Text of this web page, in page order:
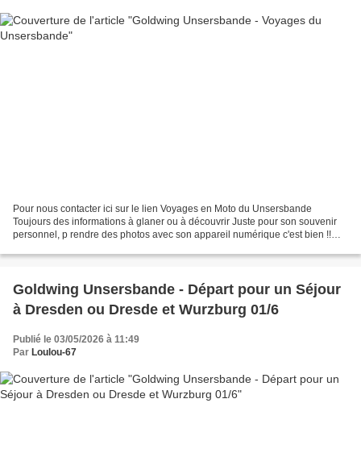
Pour nous contacter ici sur le lien Voyages en Moto du Unsersbande
Toujours des informations à glaner ou à découvrir Juste pour son souvenir
personnel, p rendre des photos avec son appareil numérique c'est bien !!
Goldwing Unsersbande - Départ pour un Séjour
à Dresden ou Dresde et Wurzburg 01/6
Publié le 03/05/2026 à 11:49
Par Loulou-67